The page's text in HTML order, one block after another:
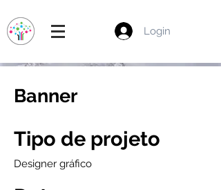
Login
Banner
Tipo de projeto
Designer gráfico